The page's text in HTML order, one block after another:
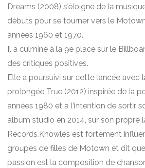
Dreams (2008) s'éloigne de la
débuts pour se tourner vers le
années 1960 et 1970.
Il a culminé à la 9e place sur le
des critiques positives.
Elle a poursuivi sur cette lancée avec
prolongée True (2012) inspirée de la
années 1980 et a l'intention de sortir
album studio en 2014, sur son propre
Records.Knowles est fortement
groupes de filles de Motown et dit
passion est la composition de